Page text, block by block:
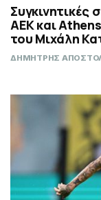
Συγκινητικές
ΑΕΚ και
του Μιχάλη
ΔΗΜΗΤΡΗΣ